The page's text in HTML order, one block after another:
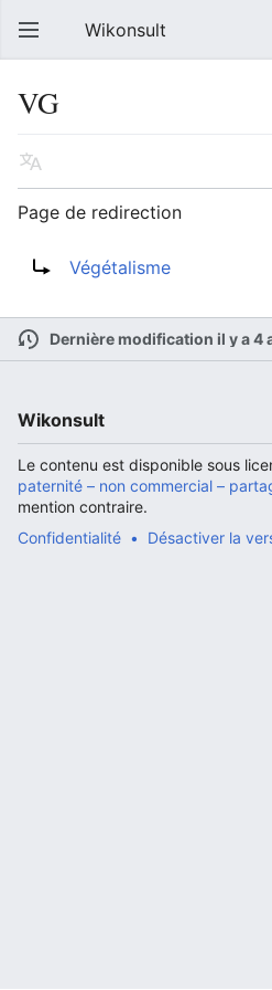
Wikonsult
VG
Page de redirection
Végétalisme
Dernière modification il y a 4
Wikonsult
Le contenu est disponible sous
paternité – non commercial –
mention contraire.
Confidentialité
Désactiver la